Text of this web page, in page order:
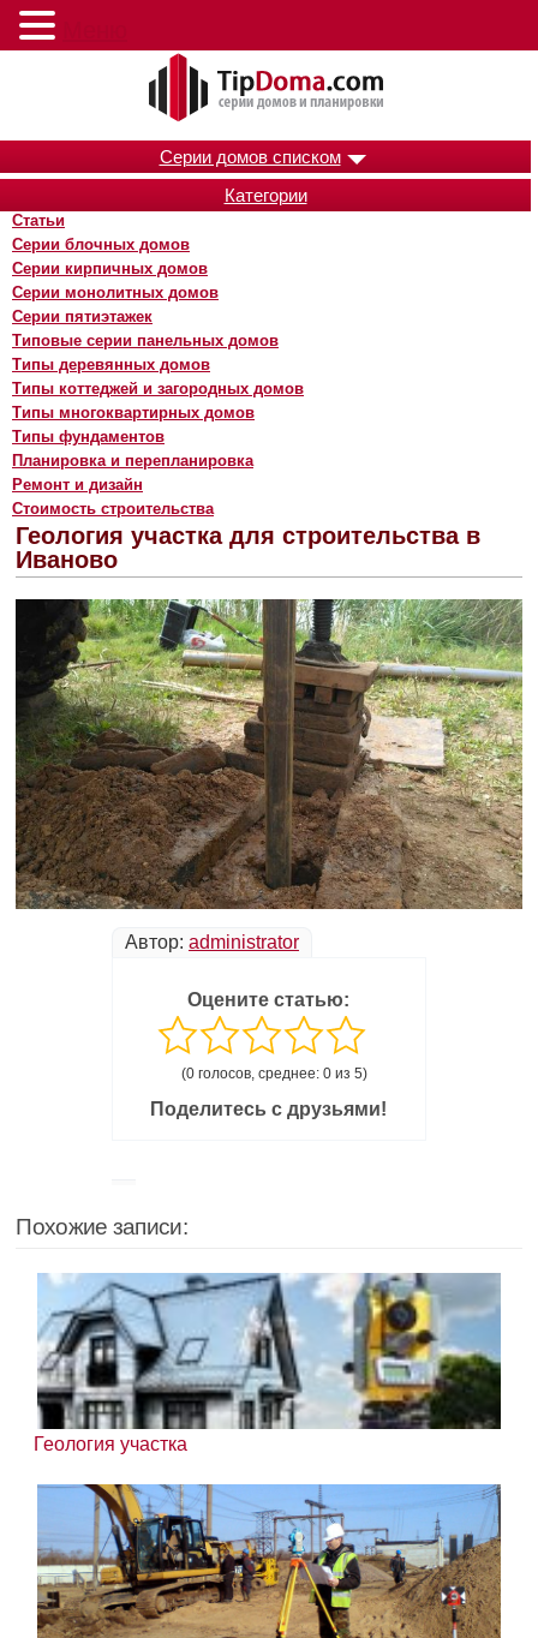
Серии домов списком
Категории
Статьи
Серии блочных домов
Серии кирпичных домов
Серии монолитных домов
Серии пятиэтажек
Типовые серии панельных домов
Типы деревянных домов
Типы коттеджей и загородных домов
Типы многоквартирных домов
Типы фундаментов
Планировка и перепланировка
Ремонт и дизайн
Стоимость строительства
Геология участка для строительства в
Иваново
Автор: administrator
Оцените статью:
(0 голосов, среднее: 0 из 5)
Поделитесь с друзьями!
Похожие записи:
Геология участка